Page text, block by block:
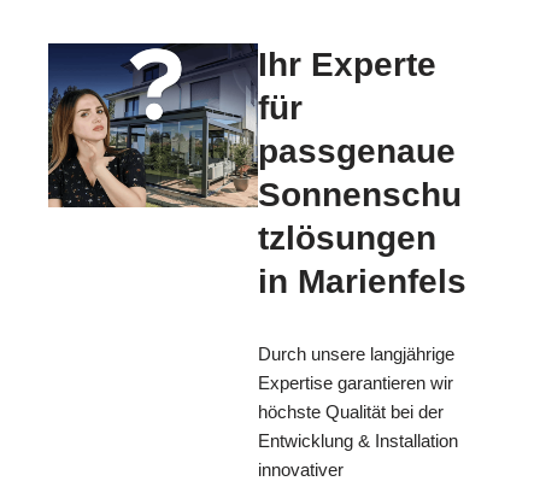
Ihr Experte
für
passgenaue
Sonnenschu
tzlösungen
in Marienfels
Durch unsere langjährige
Expertise garantieren wir
höchste Qualität bei der
Entwicklung & Installation
innovativer